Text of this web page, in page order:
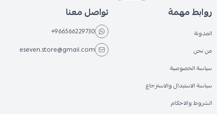
روابط مهمة
المدونة
من نحن
سياسة الخصوصية
سياسة الاستبدال والاسترجاع
الشروط والاحكام
تواصل معنا
+966566229730
eseven.store@gmail.com